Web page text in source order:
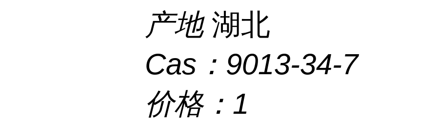
产地 湖北
Cas： 9013-34-7
价格： 1